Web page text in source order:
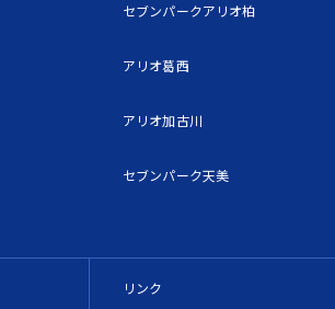
セブンパークアリオ柏
アリオ葛西
アリオ加古川
セブンパーク天美
リンク